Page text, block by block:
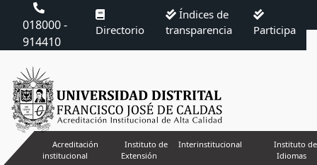
018000 -
914410
Directorio
Índices de
transparencia
Participa
Acreditación
institucional
Instituto de
Extensión
Interinstitucional
Instituto de
Idiomas